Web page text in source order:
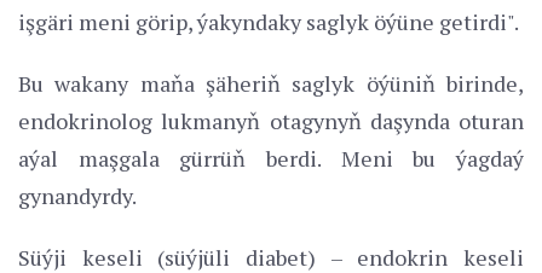
işgäri meni görip, ýakyndaky saglyk öýüne getirdi".
Bu wakany maňa şäheriň saglyk öýüniň birinde,
endokrinolog lukmanyň otagynyň daşynda oturan
aýal maşgala gürrüň berdi. Meni bu ýagdaý
gynandyrdy.
Süýji keseli (süýjüli diabet) – endokrin keseli